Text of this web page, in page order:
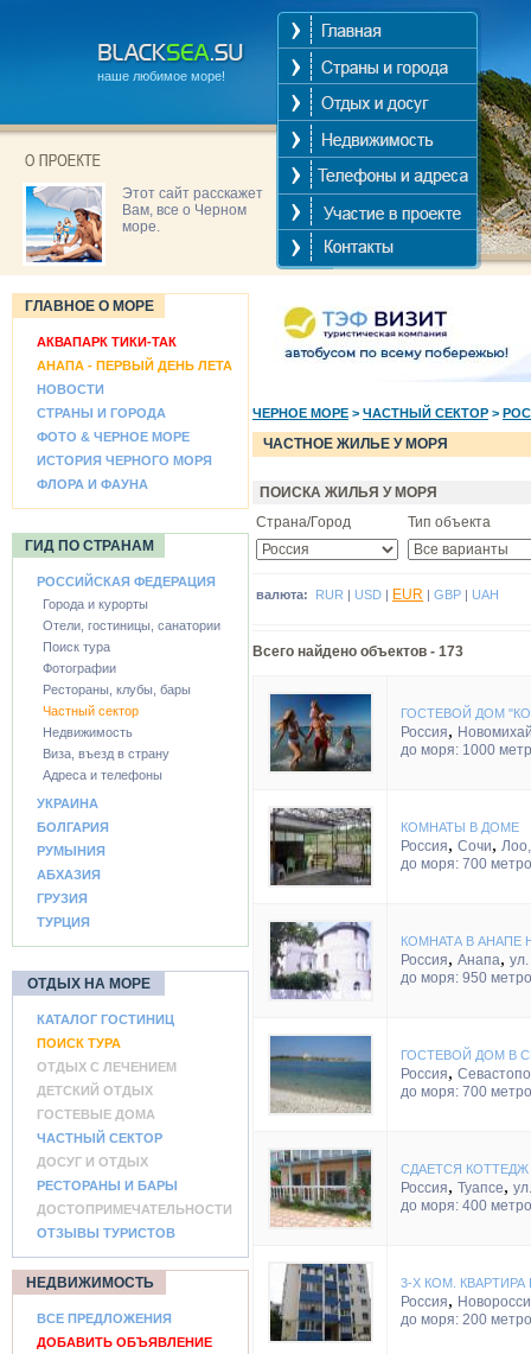
наше любимое море!
Этот сайт расскажет
Вам, все о Черном
море.
ГЛАВНОЕ О МОРЕ
АКВАПАРК ТИКИ-ТАК
АНАПА - ПЕРВЫЙ ДЕНЬ ЛЕТА
НОВОСТИ
СТРАНЫ И ГОРОДА
ФОТО & ЧЕРНОЕ МОРЕ
ИСТОРИЯ ЧЕРНОГО МОРЯ
ФЛОРА И ФАУНА
ГИД ПО СТРАНАМ
РОССИЙСКАЯ ФЕДЕРАЦИЯ
Города и курорты
Отели, гостиницы, санатории
Поиск тура
Фотографии
Рестораны, клубы, бары
Частный сектор
Недвижимость
Виза, въезд в страну
Адреса и телефоны
УКРАИНА
БОЛГАРИЯ
РУМЫНИЯ
АБХАЗИЯ
ГРУЗИЯ
ТУРЦИЯ
ОТДЫХ НА МОРЕ
КАТАЛОГ ГОСТИНИЦ
ПОИСК ТУРА
ОТДЫХ С ЛЕЧЕНИЕМ
ДЕТСКИЙ ОТДЫХ
ГОСТЕВЫЕ ДОМА
ЧАСТНЫЙ СЕКТОР
ДОСУГ И ОТДЫХ
РЕСТОРАНЫ И БАРЫ
ДОСТОПРИМЕЧАТЕЛЬНОСТИ
ОТЗЫВЫ ТУРИСТОВ
НЕДВИЖИМОСТЬ
ВСЕ ПРЕДЛОЖЕНИЯ
ДОБАВИТЬ ОБЪЯВЛЕНИЕ
ЧЕРНОЕ МОРЕ > ЧАСТНЫЙ СЕКТОР >
ЧАСТНОЕ ЖИЛЬЕ У МОРЯ
ПОИСКА ЖИЛЬЯ У МОРЯ
Страна/Город
Тип объекта
валюта: RUR | USD | EUR | GBP | UAH
Всего найдено объектов - 173
ГОСТЕВОЙ ДОМ
Россия,
до моря: 1000
КОМНАТЫ В ДОМЕ
Россия, Сочи,
до моря: 700
КОМНАТА В АНАПЕ
Россия, Анапа,
до моря: 950
ГОСТЕВОЙ ДОМ В
Россия,
до моря: 700
СДАЕТСЯ КОТТЕДЖ
Россия, Туапсе,
до моря: 400
3-Х КОМ.
Россия,
до моря: 200